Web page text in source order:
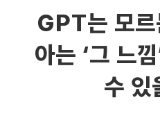
GPT는 모
아는 ‘그 느
수 있